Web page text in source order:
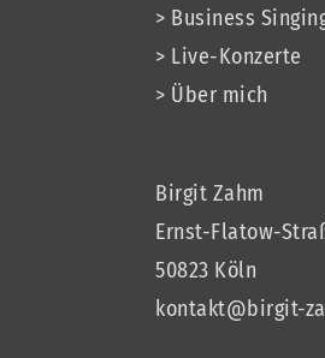
> Business
> Live-Konzerte
> Über mich
Birgit Zahm
Ernst-Flatow-
50823 Köln
kontakt@birgit-